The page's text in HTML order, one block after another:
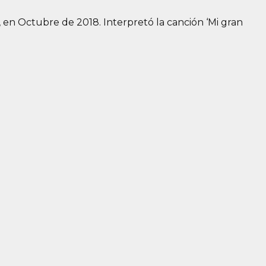
en Octubre de 2018. Interpretó la canción ‘Mi gran